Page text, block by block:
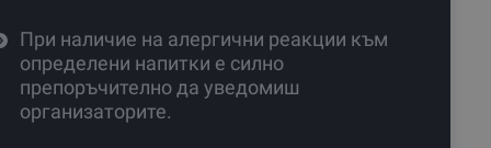
При наличие на алергични реакции към
определени напитки е силно
препоръчително да уведомиш
организаторите.